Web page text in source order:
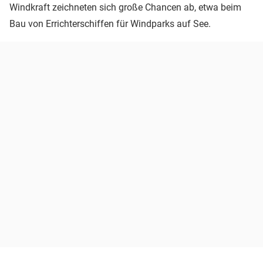
Windkraft zeichneten sich große Chancen ab, etwa beim
Bau von Errichterschiffen für Windparks auf See.